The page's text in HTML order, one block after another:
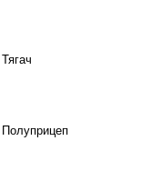
Тягач
Полуприцеп